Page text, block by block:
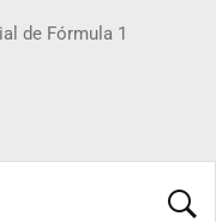
de Fórmula 1